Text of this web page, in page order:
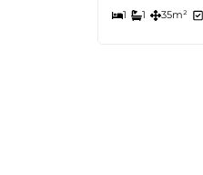
1 1 35m²